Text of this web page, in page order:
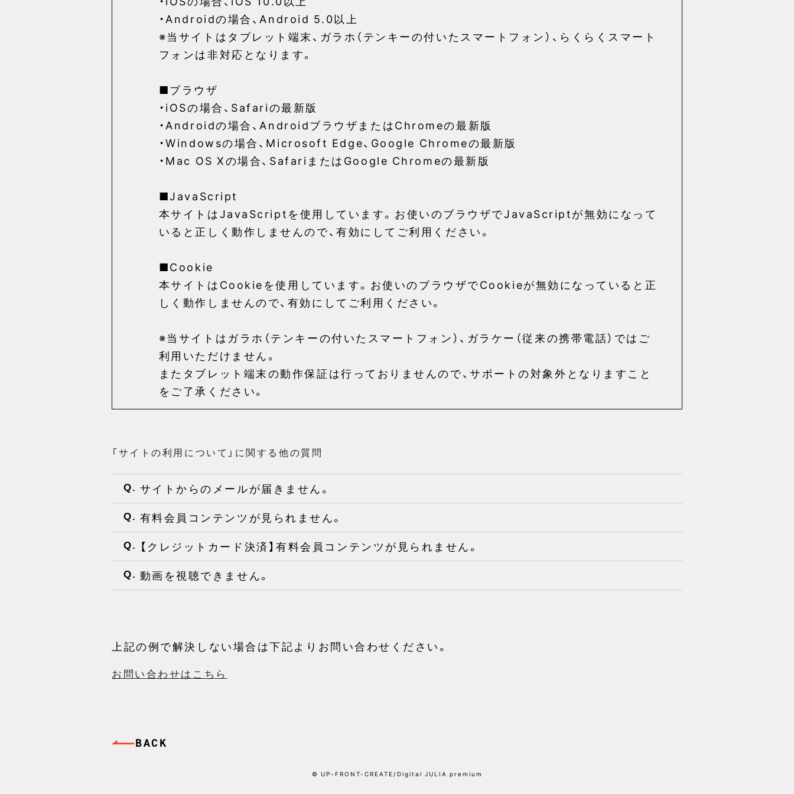
・Androidの場合、Android 5.0以上
※当サイトはタブレット端末、ガラホ（テンキーの付いたスマートフォン）、らくらくスマート
フォンは非対応となります。
■ブラウザ
・iOSの場合、Safariの最新版
・Androidの場合、AndroidブラウザまたはChromeの最新版
・Windowsの場合、Microsoft Edge、Google Chromeの最新版
・Mac OS Xの場合、SafariまたはGoogle Chromeの最新版
■JavaScript
本サイトはJavaScriptを使用しています。お使いのブラウザでJavaScriptが無効になって
いると正しく動作しませんので、有効にしてご利用ください。
■Cookie
本サイトはCookieを使用しています。お使いのブラウザでCookieが無効になっていると正
しく動作しませんので、有効にしてご利用ください。
※当サイトはガラホ（テンキーの付いたスマートフォン）、ガラケー（従来の携帯電話）ではご
利用いただけません。
またタブレット端末の動作保証は行っておりませんので、サポートの対象外となりますこと
をご了承ください。
「サイトの利用について」に関する他の質問
Q. サイトからのメールが届きません。
Q. 有料会員コンテンツが見られません。
Q. 【クレジットカード決済】有料会員コンテンツが見られません。
Q. 動画を視聴できません。
上記の例で解決しない場合は下記よりお問い合わせください。
お問い合わせはこちら
© UP-FRONT-CREATE/Digital JULIA premium